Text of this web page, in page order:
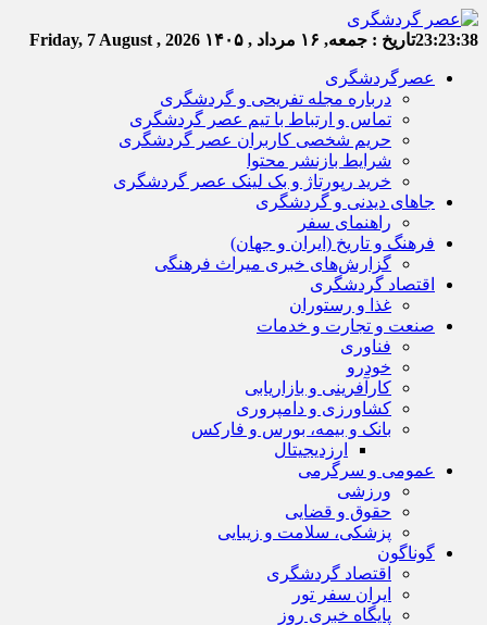
23:23:39تاریخ : جمعه, ۱۶ مرداد , ۱۴۰۵ Friday, 7 August , 2026
عصرگردشگری
درباره مجله تفریحی و گردشگری
تماس و ارتباط با تیم عصر گردشگری
حریم شخصی کاربران عصر گردشگری
شرایط بازنشر محتوا
خرید رپورتاژ و بک لینک عصر گردشگری
جاهای دیدنی و گردشگری
راهنمای سفر
فرهنگ و تاریخ (ایران و جهان)
گزارش‌های خبری میراث فرهنگی
اقتصاد گردشگری
غذا و رستوران
صنعت و تجارت و خدمات
فناوری
خودرو
کارآفرینی و بازاریابی
کشاورزی و دامپروری
بانک و بیمه، بورس و فارکس
ارزدیجیتال
عمومی و سرگرمی
ورزشی
حقوق و قضایی
پزشکی، سلامت و زیبایی
گوناگون
اقتصاد گردشگری
ایران سفر تور
پایگاه خبری روز